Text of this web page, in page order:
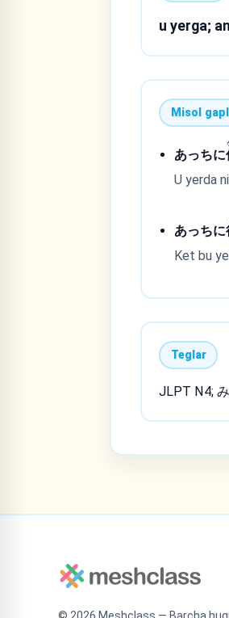
u yerga;
Misol
あっちに
U yerda
あっちに
Ket bu
Teglar
JLPT N4;